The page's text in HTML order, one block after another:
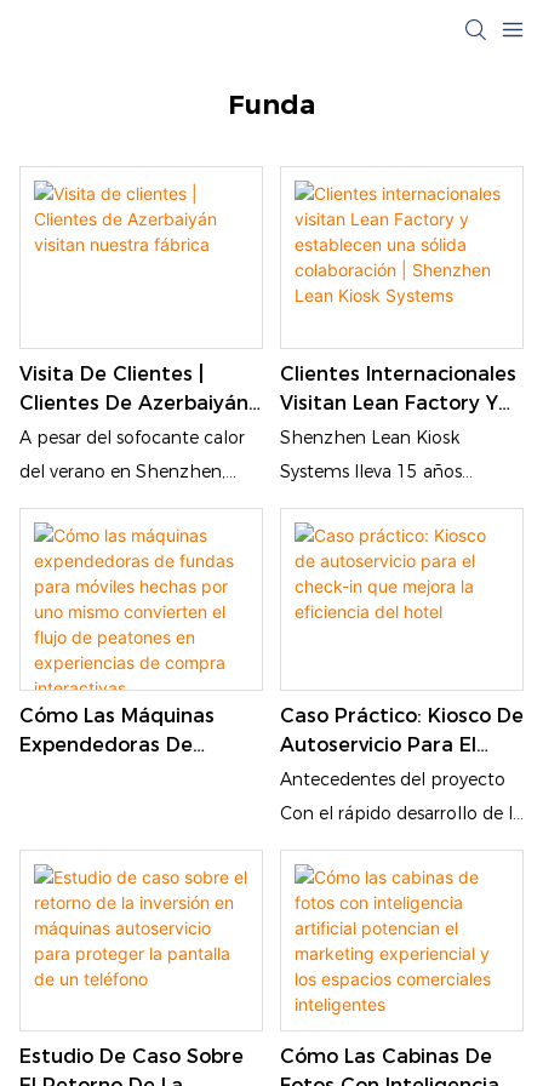
Funda
Visita De Clientes |
Clientes De Azerbaiyán
Visitan Nuestra Fábrica
A pesar del sofocante calor
del verano en Shenzhen,
clientes de todo el mundo
siguen viajando a nuestra
fábrica para realizar
inspecciones in situ.
Recientemente, dos clientes
de Azerbaiyán visitaron
nuestra empresa. Nuestro
equipo directivo y de ventas
durante todo su viaje. Les
ofrecimos una visita guiada
completa a nuestras
instalaciones, talleres de
producción y diversos
explicaciones detalladas
Clientes Internacionales
Visitan Lean Factory Y
Establecen Una Sólida
Colaboración | Shenzhen
Shenzhen Lean Kiosk
Systems lleva 15 años
dedicada a la I+D y la
producción de terminales de
autoservicio y máquinas
expendedoras inteligentes,
chinos de equipos de
autoservicio personalizados e
integrales. Invitamos
cordialmente a compradores
y distribuidores de todo el
mundo a visitar nuestra
fábrica para realizar
recorridos por las
instalaciones, pruebas de
equipos y conversaciones
comerciales. Nuestras líneas
Cómo Las Máquinas
Expendedoras De
Peatones En
Experiencias De Compra
Interactivas.
Caso Práctico: Kiosco De
Autoservicio Para El
Check-In Que Mejora La
Eficiencia Del Hotel
Antecedentes del proyecto
Con el rápido desarrollo de la
industria hotelera y la
creciente demanda de
comodidad entre los viajeros,
muchos hoteles se enfrentan
a desafíos como largas colas
en recepción, altos costos
laborales y procedimientos
Estudio De Caso Sobre
Cómo Las Cabinas De